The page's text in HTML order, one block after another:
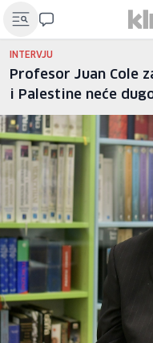
INTERVJU
Profesor Juan Cole
i Palestine neće